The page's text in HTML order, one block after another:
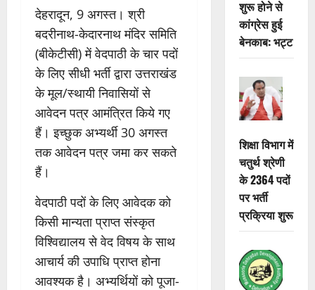
देहरादून, 9 अगस्त। श्री
बदरीनाथ-केदारनाथ मंदिर समिति
(बीकेटीसी) में वेदपाठी के चार पदों
के लिए सीधी भर्ती द्वारा उत्तराखंड
के मूल/स्थायी निवासियों से
आवेदन पत्र आमंत्रित किये गए
हैं। इच्छुक अभ्यर्थी 30 अगस्त
तक आवेदन पत्र जमा कर सकते
हैं।
वेदपाठी पदों के लिए आवेदक को
किसी मान्यता प्राप्त संस्कृत
विश्विद्यालय से वेद विषय के साथ
आचार्य की उपाधि प्राप्त होना
आवश्यक है। अभ्यर्थियों को पूजा-
शुरू होने से
कांग्रेस हुई
बेनकाब: भट्ट
शिक्षा विभाग में
चतुर्थ श्रेणी
के 2364 पदों
पर भर्ती
प्रक्रिया शुरू